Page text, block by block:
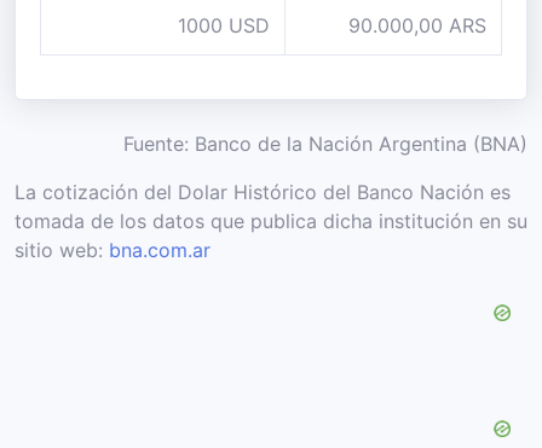
1000 USD 90.000,00 ARS
Fuente: Banco de la Nación Argentina (BNA)
La cotización del Dolar Histórico del Banco Nación es
tomada de los datos que publica dicha institución en su
sitio web: bna.com.ar